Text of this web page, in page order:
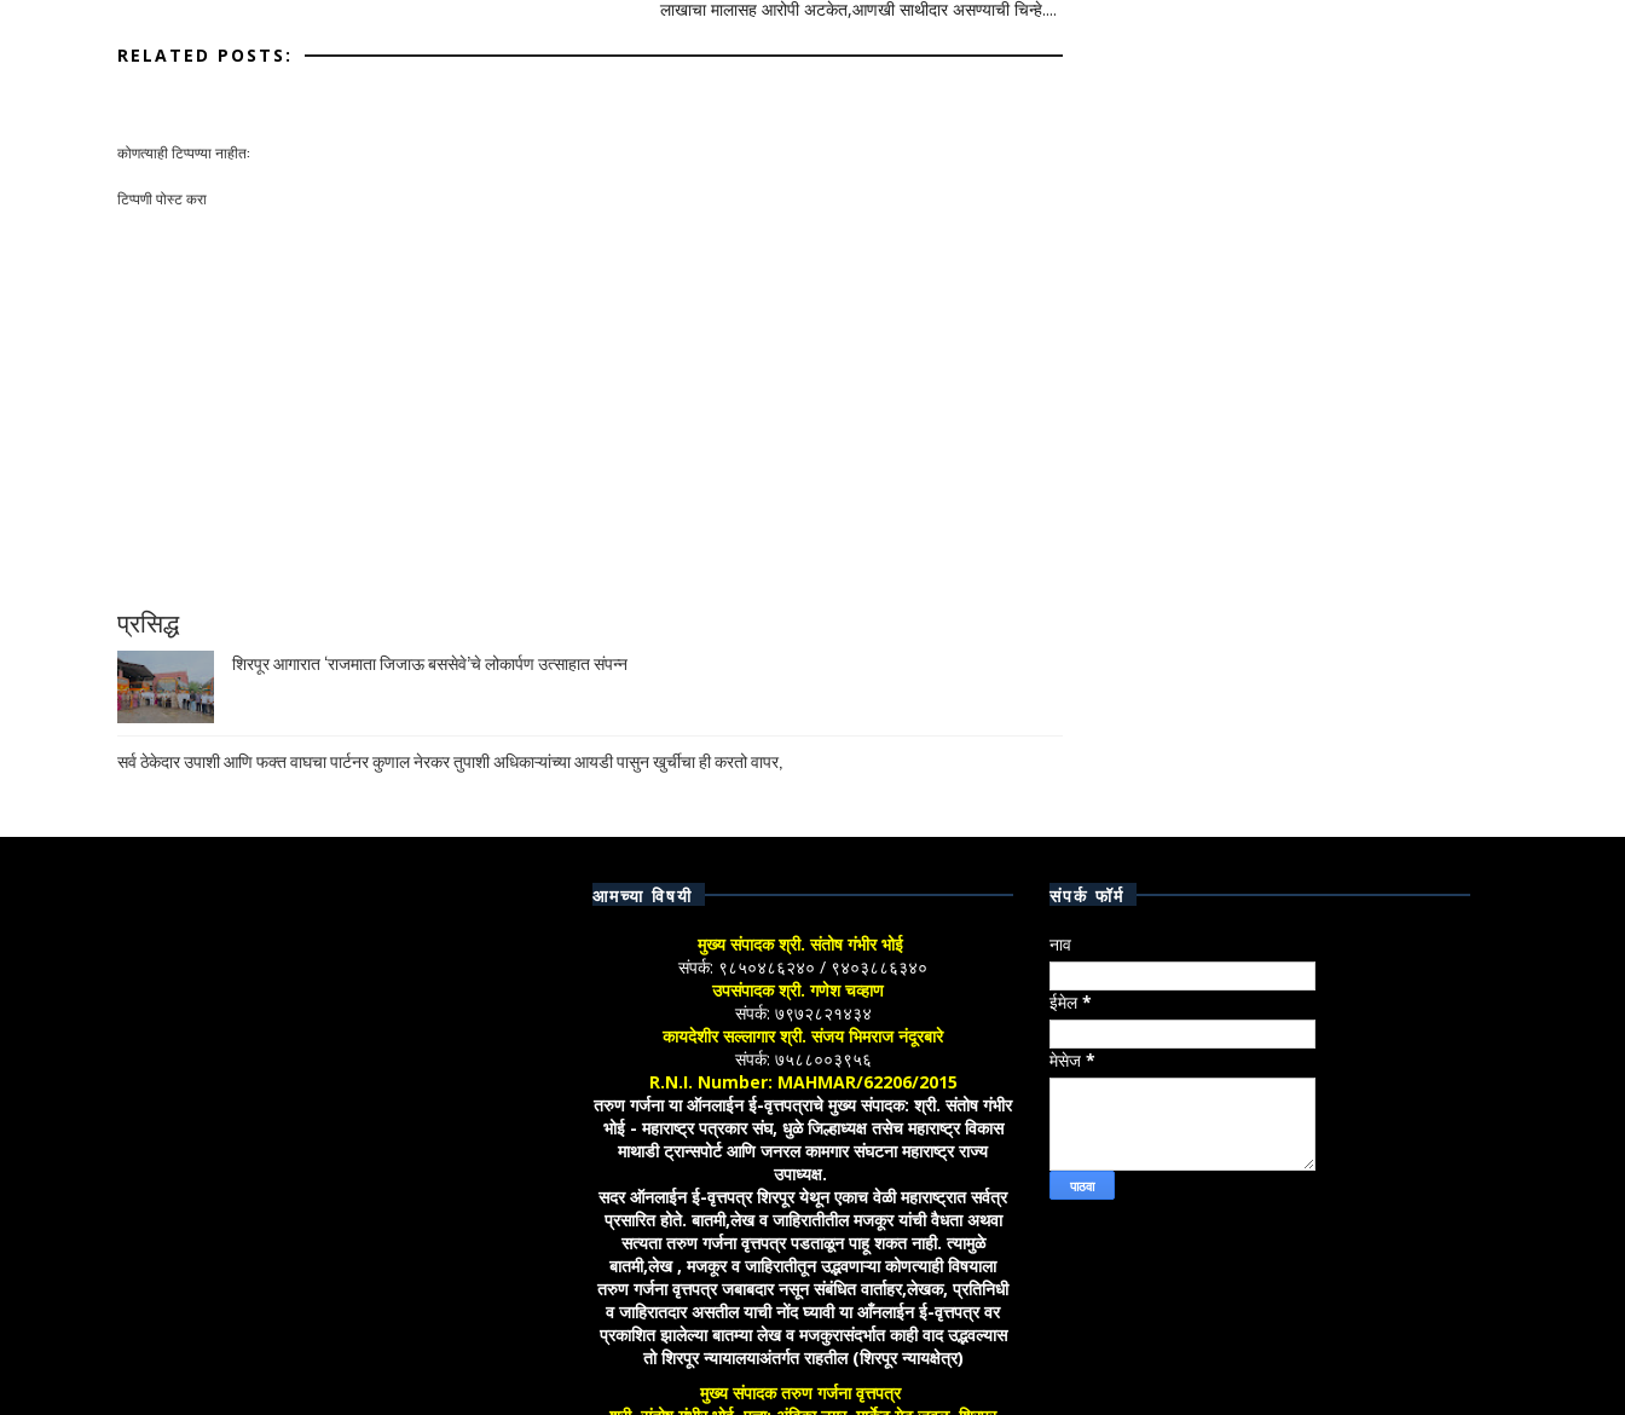
लाखाचा मालासह आरोपी अटकेत,आणखी साथीदार असण्याची चिन्हे....
RELATED POSTS:
कोणत्याही टिप्पण्‍या नाहीत:
टिप्पणी पोस्ट करा
प्रसिद्ध
शिरपूर आगारात ‘राजमाता जिजाऊ बससेवे’चे लोकार्पण उत्साहात संपन्न
सर्व ठेकेदार उपाशी आणि फक्त वाघचा पार्टनर कुणाल नेरकर तुपाशी अधिकाऱ्यांच्या आयडी पासुन खुर्चीचा ही करतो वापर,
आमच्या विषयी
मुख्य संपादक श्री. संतोष गंभीर भोई
संपर्क: ९८५०४८६२४० / ९४०३८८६३४०
उपसंपादक श्री. गणेश चव्हाण
संपर्क: ७९७२८२१४३४
कायदेशीर सल्लागार श्री. संजय भिमराज नंदूरबारे
संपर्क: ७५८८००३९५६
R.N.I. Number: MAHMAR/62206/2015
तरुण गर्जना या ऑनलाईन ई-वृत्तपत्राचे मुख्य संपादक: श्री. संतोष गंभीर
भोई - महाराष्ट्र पत्रकार संघ, धुळे जिल्हाध्यक्ष तसेच महाराष्ट्र विकास
माथाडी ट्रान्सपोर्ट आणि जनरल कामगार संघटना महाराष्ट्र राज्य
उपाध्यक्ष.
सदर ऑनलाईन ई-वृत्तपत्र शिरपूर येथून एकाच वेळी महाराष्ट्रात सर्वत्र
प्रसारित होते. बातमी,लेख व जाहिरातीतील मजकूर यांची वैधता अथवा
सत्यता तरुण गर्जना वृत्तपत्र पडताळून पाहू शकत नाही. त्यामुळे
बातमी,लेख , मजकूर व जाहिरातीतून उद्भवणाऱ्या कोणत्याही विषयाला
तरुण गर्जना वृत्तपत्र जबाबदार नसून संबंधित वार्ताहर,लेखक, प्रतिनिधी
व जाहिरातदार असतील याची नोंद घ्यावी या आँनलाईन ई-वृत्तपत्र वर
प्रकाशित झालेल्या बातम्या लेख व मजकुरासंदर्भात काही वाद उद्भवल्यास
तो शिरपूर न्यायालयाअंतर्गत राहतील (शिरपूर न्यायक्षेत्र)
मुख्य संपादक तरुण गर्जना वृत्तपत्र
संपर्क फॉर्म
नाव
ईमेल*
मेसेज *